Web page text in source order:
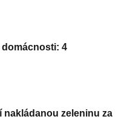
4
zeleninu za